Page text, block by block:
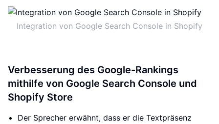
Integration von Google Search Console in Shopify
Verbesserung des Google-Rankings
mithilfe von Google Search Console und
Shopify Store
Der Sprecher erwähnt, dass er die Textpräsenz